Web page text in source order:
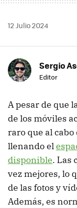
12 Julio 2024
Sergio
Editor
A pesar de que
de los móviles
raro que al
llenando el
disponible. Las
vez mejores, lo
de las fotos y
Además, es